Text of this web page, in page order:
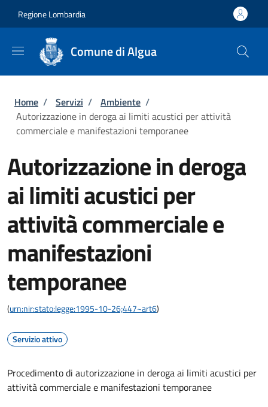
Regione Lombardia
Comune di Algua
Briciole di pane
Home / Servizi / Ambiente /
Autorizzazione in deroga ai limiti acustici per attività
commerciale e manifestazioni temporanee
Autorizzazione in deroga
ai limiti acustici per
attività commerciale e
manifestazioni
temporanee
(urn:nir:stato:legge:1995-10-26;447~art6)
Servizio attivo
Procedimento di autorizzazione in deroga ai limiti acustici per
attività commerciale e manifestazioni temporanee